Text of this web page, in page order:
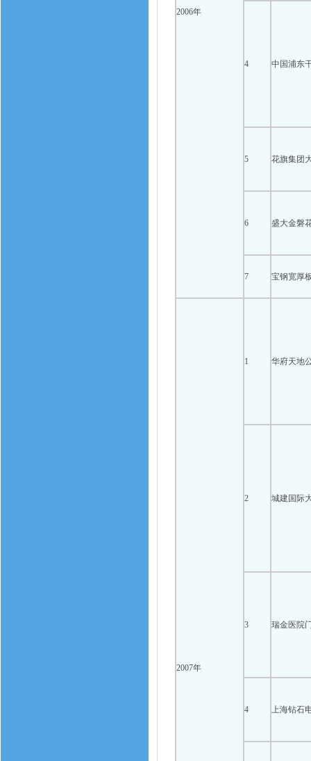
2006年
4 中国浦东
5 花旗集团
6 盛大金磐
7 宝钢宽厚
2007年
1 华府天地
2 城建国际
3 瑞金医院
4 上海钻石